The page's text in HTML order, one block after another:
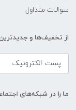
سوالات متداول
از تخفیف‌ها و
ما را در شبکه‌های